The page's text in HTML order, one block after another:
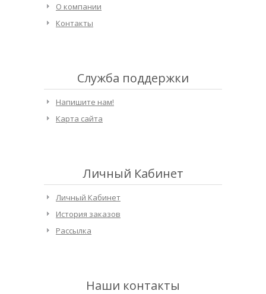
О компании
Контакты
Служба поддержки
Напишите нам!
Карта сайта
Личный Кабинет
Личный Кабинет
История заказов
Рассылка
Наши контакты